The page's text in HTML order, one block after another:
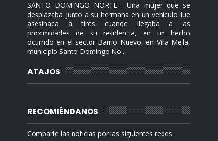
SANTO DOMINGO NORTE.– Una mujer que se
desplazaba junto a su hermana en un vehículo fue
asesinada a tiros cuando llegaba a las
proximidades de su residencia, en un hecho
ocurrido en el sector Barrio Nuevo, en Villa Mella,
municipio Santo Domingo No...
ATAJOS
RECOMIÉNDANOS
Comparte las noticias por las siguientes redes